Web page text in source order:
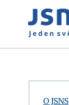
O JSNS